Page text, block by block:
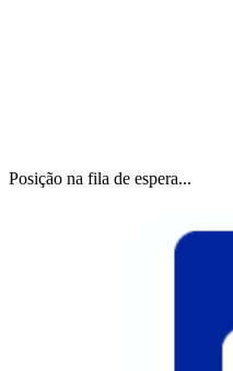
Posição na fila de espera...